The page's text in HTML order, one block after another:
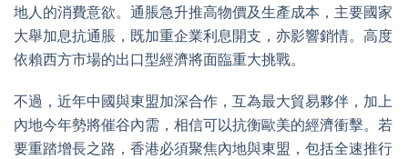
地人的消費意欲。通脹急升推高物價及生產成本，主要國家
大舉加息抗通脹，既加重企業利息開支，亦影響銷情。高度
依賴西方市場的出口型經濟將面臨重大挑戰。
不過，近年中國與東盟加深合作，互為最大貿易夥伴，加上
內地今年勢將催谷內需，相信可以抗衡歐美的經濟衝擊。若
要重踏增長之路，香港必須聚焦內地與東盟，包括全速推行